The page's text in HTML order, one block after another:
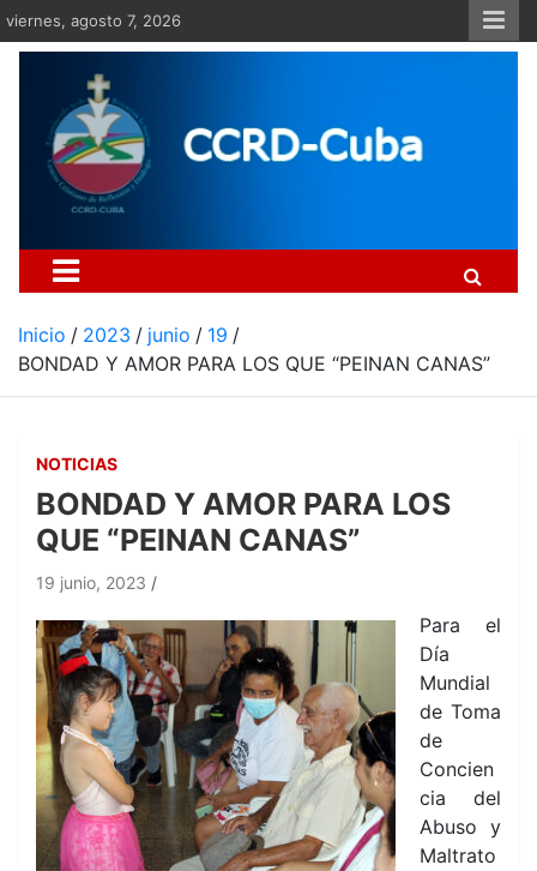
Saltar
al
viernes, agosto 7, 2026
Inicio 2023 junio
19
BONDAD Y AMOR PARA LOS QUE “PEINAN CANAS”
NOTICIAS
BONDAD Y AMOR PARA LOS
QUE “PEINAN CANAS”
19 junio, 2023
Para el
Día
Mundial
de Toma
de
Concien
cia del
Abuso y
Maltrato